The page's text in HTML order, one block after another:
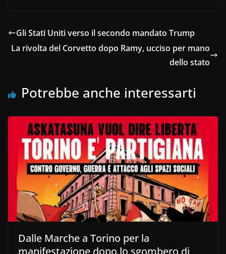
Gli Stati Uniti verso il secondo mandato Trump
La rivolta del Corvetto dopo Ramy, ucciso per mano
dello stato
Potrebbe anche interessarti
Dalle Marche a Torino per la